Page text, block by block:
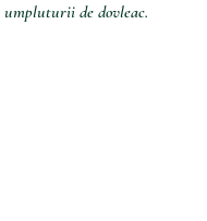
de dovleac.